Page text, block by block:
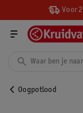
Voor
Oogpotlood